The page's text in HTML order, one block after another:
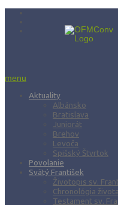
menu
Aktuality
Albánsko
Bratislava
Juniorát
Brehov
Levoča
Spišský Štvrtok
Povolanie
Svätý František
Životopis sv.
Chronológia
Testament sv.